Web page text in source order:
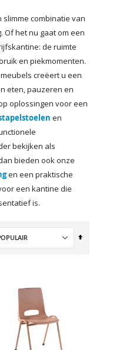
combinatie van
Of het nu gaat om een
de ruimte
en piekmomenten.
creëert u een
eten, pauzeren en
oplossingen voor een
en
bekijken als
bieden ook onze
en een praktische
een kantine die
is.
Van